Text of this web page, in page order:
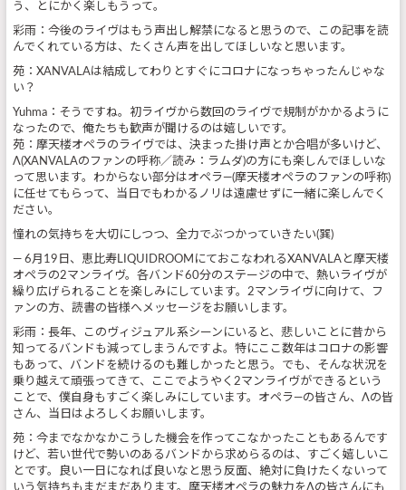
う、とにかく楽しもうって。
彩雨：今後のライヴはもう声出し解禁になると思うので、この記事を読
んでくれている方は、たくさん声を出してほしいなと思います。
苑：XANVALAは結成してわりとすぐにコロナになっちゃったんじゃな
い？
Yuhma：そうですね。初ライヴから数回のライヴで規制がかかるように
なったので、俺たちも歓声が聞けるのは嬉しいです。
苑：摩天楼オペラのライヴでは、決まった掛け声とか合唱が多いけど、
Λ(XANVALAのファンの呼称／読み：ラムダ)の方にも楽しんでほしいな
って思います。わからない部分はオペラ―(摩天楼オペラのファンの呼称)
に任せてもらって、当日でもわかるノリは遠慮せずに一緒に楽しんでく
ださい。
憧れの気持ちを大切にしつつ、全力でぶつかっていきたい(巽)
― 6月19日、恵比寿LIQUIDROOMにておこなわれるXANVALAと摩天楼
オペラの2マンライヴ。各バンド60分のステージの中で、熱いライヴが
繰り広げられることを楽しみにしています。2マンライヴに向けて、フ
ァンの方、読書の皆様へメッセージをお願いします。
彩雨：長年、このヴィジュアル系シーンにいると、悲しいことに昔から
知ってるバンドも減ってしまうんですよ。特にここ数年はコロナの影響
もあって、バンドを続けるのも難しかったと思う。でも、そんな状況を
乗り越えて頑張ってきて、ここでようやく2マンライヴができるという
ことで、僕自身もすごく楽しみにしています。オペラ―の皆さん、Λの皆
さん、当日はよろしくお願いします。
苑：今までなかなかこうした機会を作ってこなかったこともあるんです
けど、若い世代で勢いのあるバンドから求めらるのは、すごく嬉しいこ
とです。良い一日になれば良いなと思う反面、絶対に負けたくないって